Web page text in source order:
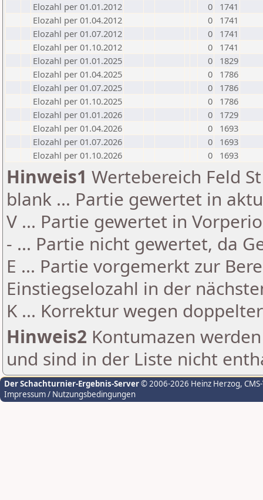
Elozahl per 01.01.2012
0
1741
Elozahl per 01.04.2012
0
1741
Elozahl per 01.07.2012
0
1741
Elozahl per 01.10.2012
0
1741
Elozahl per 01.01.2025
0
1829
Elozahl per 01.04.2025
0
1786
Elozahl per 01.07.2025
0
1786
Elozahl per 01.10.2025
0
1786
Elozahl per 01.01.2026
0
1729
Elozahl per 01.04.2026
0
1693
Elozahl per 01.07.2026
0
1693
Elozahl per 01.10.2026
0 1693
Hinweis1 Wertebereich Feld
blank ... Partie gewertet in
V ... Partie gewertet in
- ... Partie nicht gewertet, da
E ... Partie vorgemerkt zur
Einstiegselozahl in der
K ... Korrektur wegen
Hinweis2 Kontumazen
und sind in der Liste nicht
Der Schachturnier-Ergebnis-Server© 2006-2026 Heinz Herzog,
Impressum / Nutzungsbedingungen